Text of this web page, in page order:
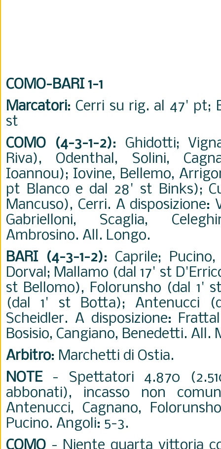
COMO-BARI 1-1
Marcatori: Cerri su rig. al 47' pt;
st
COMO (4-3-1-2): Ghidotti;
Riva), Odenthal, Solini,
Ioannou); Iovine, Bellemo,
pt Blanco e dal 28' st Binks);
Mancuso), Cerri. A disposizione:
Gabrielloni, Scaglia,
Ambrosino. All. Longo.
BARI (4-3-1-2): Caprile;
Dorval; Mallamo (dal 17' st
st Bellomo), Folorunsho (dal 1'
(dal 1' st Botta); Antenucci
Scheidler. A disposizione:
Bosisio, Cangiano, Benedetti. All.
Arbitro: Marchetti di Ostia.
NOTE - Spettatori 4.870
abbonati), incasso non
Antenucci, Cagnano,
Pucino. Angoli: 5-3.
COMO - Niente quarta vittoria